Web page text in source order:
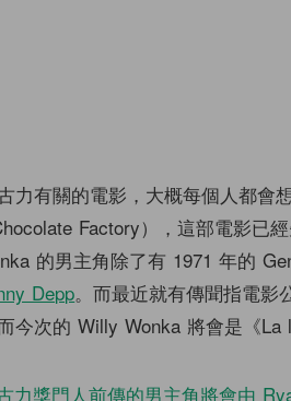
力有關的電影，大概每個人都會
Factory），這部電影已
的男主角除了有 1971 年的
Depp。而最近就有傳聞指電影
今次的 Willy Wonka 將會是《La